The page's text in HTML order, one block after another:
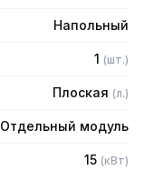
Напольный
1 (шт.)
Плоская (л.)
Отдельный модуль
15 (кВт)